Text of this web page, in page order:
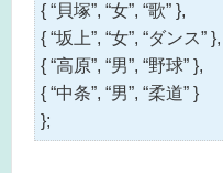
{ “貝塚”, “女”, “歌” },
{ “坂上”, “女”, “ダンス” },
{ “高原”, “男”, “野球” },
{ “中条”, “男”, “柔道” }
};